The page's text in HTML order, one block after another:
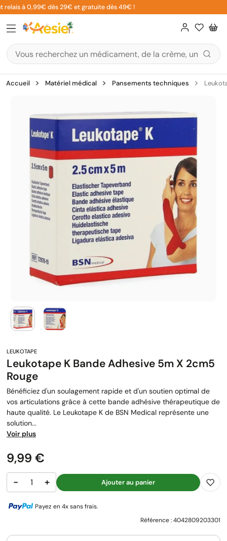
Aller
au
contenu
à 0,99€ dès 29€ et gratuite dès 49€ !
Accueil Matériel médical Pansements techniques
Leukotape K Bande Adhesive 5m X 2cm5
Rouge
Bénéficiez d'un soulagement rapide et d'un soutien optimal de
vos articulations grâce à cette bande adhésive thérapeutique de
haute qualité. Le Leukotape K de BSN Medical représente une
solution...
Voir plus
Prix
9,99 €
− + Ajouter au panier
Payez en 4x sans frais.
Référence :4042809203301